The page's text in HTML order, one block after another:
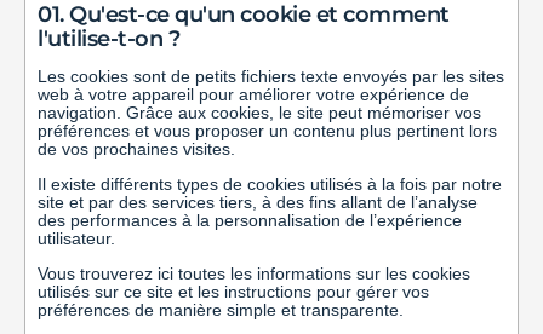
01. Qu'est-ce qu'un cookie et comment
l'utilise-t-on ?
Les cookies sont de petits fichiers texte envoyés par les sites
web à votre appareil pour améliorer votre expérience de
navigation. Grâce aux cookies, le site peut mémoriser vos
préférences et vous proposer un contenu plus pertinent lors
de vos prochaines visites.
Il existe différents types de cookies utilisés à la fois par notre
site et par des services tiers, à des fins allant de l’analyse
des performances à la personnalisation de l’expérience
utilisateur.
Vous trouverez ici toutes les informations sur les cookies
utilisés sur ce site et les instructions pour gérer vos
préférences de manière simple et transparente.